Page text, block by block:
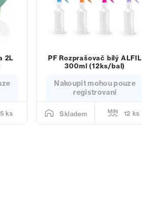
2L
5 ks
PF Rozprašovač bílý ALFIL
300ml (12ks/bal)
Nakoupit mohou pouze
registrovaní
Skladem 12 ks